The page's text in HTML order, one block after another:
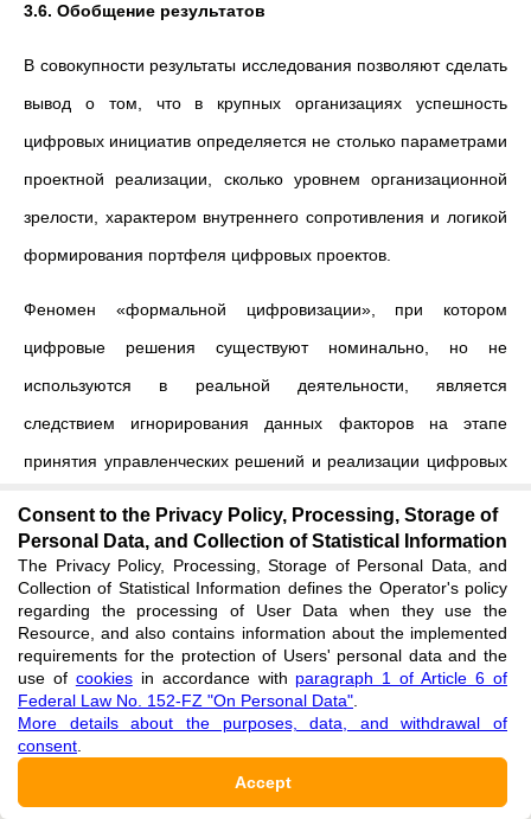
3.6. Обобщение результатов
В совокупности результаты исследования позволяют сделать
вывод о том, что в крупных организациях успешность
цифровых инициатив определяется не столько параметрами
проектной реализации, сколько уровнем организационной
зрелости, характером внутреннего сопротивления и логикой
формирования портфеля цифровых проектов.
Феномен «формальной цифровизации», при котором
цифровые решения существуют номинально, но не
используются в реальной деятельности, является
следствием игнорирования данных факторов на этапе
принятия управленческих решений и реализации цифровых
На основании полученных результатов могут быть
предложены следующие практические инструменты
повышения успешности цифровых инициатив:
1. Проведение диагностики организационной зрелости до
запуска масштабных цифровых проектов с использованием
анкетирования и экспертной оценки готовности
Consent to the Privacy Policy, Processing, Storage of
Personal Data, and Collection of Statistical Information
The Privacy Policy, Processing, Storage of Personal Data, and
Collection of Statistical Information defines the Operator's policy
regarding the processing of User Data when they use the
Resource, and also contains information about the implemented
requirements for the protection of Users' personal data and the
use of cookiesin accordance with paragraph 1 of Article 6 of
Federal Law No. 152-FZ "On Personal Data"
More details about the purposes, data, and withdrawal of
consent
Accept